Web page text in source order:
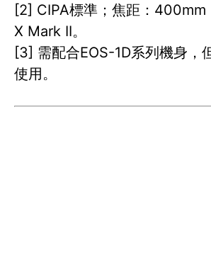
[2] CIPA標準；焦距：400mm
X Mark II。
[3] 需配合EOS-1D系列機身，
使用。